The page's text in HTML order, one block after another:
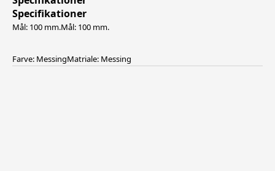
Specifikationer
Mål: 100 mm.Mål: 100 mm.
Farve: MessingMatriale: Messing